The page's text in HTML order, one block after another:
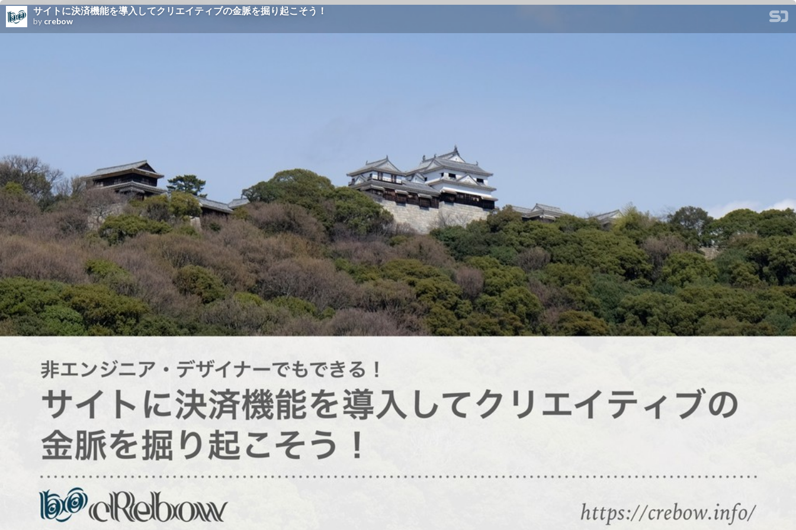
サイトに決済機能を導入してクリエイティブの金脈を掘り起こそう！
by crebow